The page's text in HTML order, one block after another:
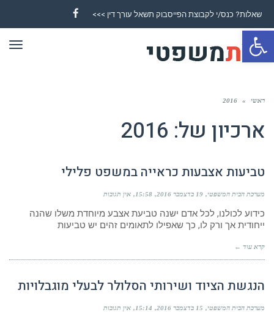
פתח סרגל נגישות
שאלות? כנס/י לקבוצת הפייסבוק תשאל עורך דין >>>
Facebook
ראשי »
2016
ארכיון של: 2016
טביעות אצבעות כראייה במשפט פלילי
מערכת הבית המשפטי 19 בדצמבר 2016 15:58 אין תגובות
כידוע לכולנו, לכל אדם ישנה טביעת אצבע מיוחדת משלו שהנה
ייחודית אך ורק לו, כך שאפילו לתאומים זהים יש טביעות
קרא עוד ←
הנגשת הציוד ושירותי הסלולר לבעלי מוגבלויות
מערכת הבית המשפטי 15 בדצמבר 2016 15:14 אין תגובות